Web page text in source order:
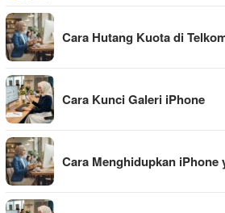
Cara Hutang Kuota di
Cara Kunci Galeri iPhone
Cara Menghidupkan iPhone